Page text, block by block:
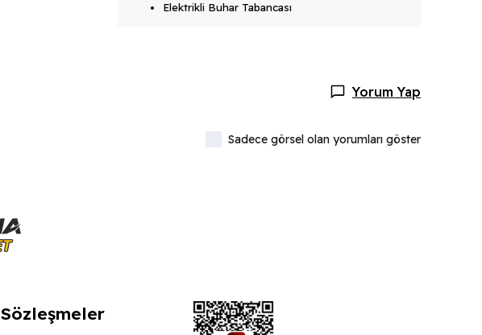
Elektrikli Buhar Tabancası
Yorum Yap
Sadece görsel olan yorumları göster
Sözleşmeler